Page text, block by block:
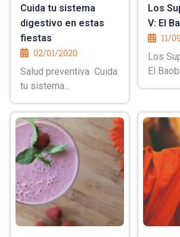
Cuida tu sistema
digestivo en estas
fiestas
02/01/2020
Salud preventiva Cuida
tu sistema...
Los
V: El
11/
Los
El